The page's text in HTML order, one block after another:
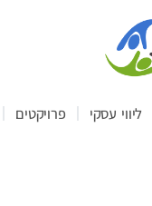
ליווי עסקי פרויקטים